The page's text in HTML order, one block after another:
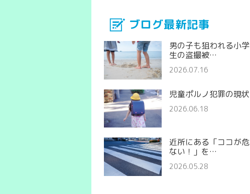
ブログ最新記事
男の子も狙われる小学
生の盗撮被…
2026.07.16
児童ポルノ犯罪の現状
2026.06.18
近所にある「ココが危
ない！」を…
2026.05.28